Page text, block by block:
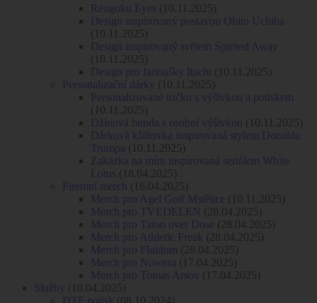
Rengoku Eyes (10.11.2025)
Design inspirovaný postavou Obito Uchiha
(10.11.2025)
Design inspirovaný světem Spirited Away
(10.11.2025)
Design pro fanoušky Itachi
(10.11.2025)
Personalizační dárky (10.11.2025)
Personalizované tričko s výšivkou a potiskem
(10.11.2025)
Džínová bunda s osobní výšivkou
(10.11.2025)
Dárková kšiltovka inspirovaná stylem Donalda
Trumpa (10.11.2025)
Zakázka na míru inspirovaná seriálem White
Lotus (18.04.2025)
Firemní merch
(16.04.2025)
Merch pro Agel Golf Mstětice (10.11.2025)
Merch pro TVEDELEN (28.04.2025)
Merch pro Tatoo over Dose (28.04.2025)
Merch pro Athletic Freak (28.04.2025)
Merch pro Fluidum (28.04.2025)
Merch pro Nowera (17.04.2025)
Merch pro Tomas Arsov (17.04.2025)
Služby (10.04.2025)
DTF potisk (08.10.2024)